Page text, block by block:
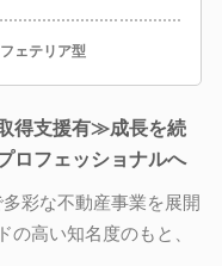
ェテリア型
得支援有≫成長を続
ロフェッショナルへ
彩な不動産事業を展開
高い知名度のもと、